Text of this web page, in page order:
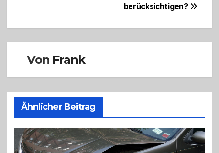
berücksichtigen?
Von Frank
Ähnlicher Beitrag